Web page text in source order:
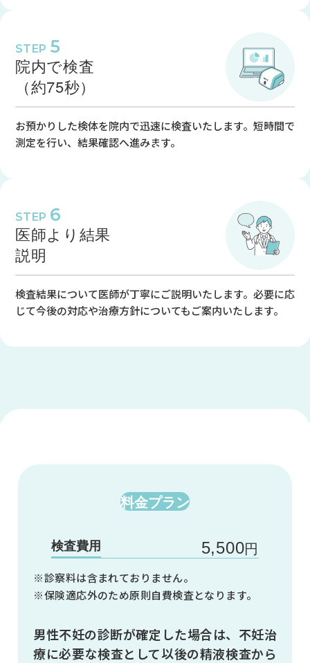
STEP 5
院内で検査
（約75秒）
お預かりした検体を院内で迅速に検査いたします。短時間で
測定を行い、結果確認へ進みます。
STEP 6
医師より結果
説明
検査結果について医師が丁寧にご説明いたします。必要に応
じて今後の対応や治療方針についてもご案内いたします。
料金プラン
検査費用 5,500円
※診察料は含まれておりません。
※保険適応外のため原則自費検査となります。
男性不妊の診断が確定した場合は、 不妊治
療に必要な検査として以後の精液検査から